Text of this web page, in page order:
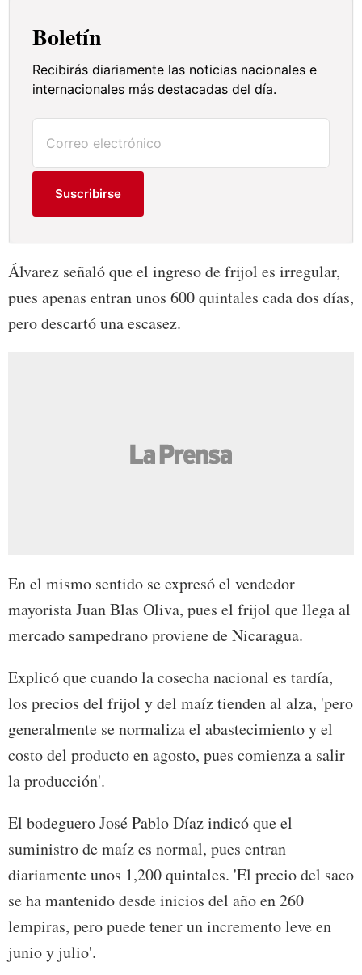
Boletín
Recibirás diariamente las noticias nacionales e
internacionales más destacadas del día.
Suscribirse
Álvarez señaló que el ingreso de frijol es irregular,
pues apenas entran unos 600 quintales cada dos días,
pero descartó una escasez.
En el mismo sentido se expresó el vendedor
mayorista Juan Blas Oliva, pues el frijol que llega al
mercado sampedrano proviene de Nicaragua.
Explicó que cuando la cosecha nacional es tardía,
los precios del frijol y del maíz tienden al alza, 'pero
generalmente se normaliza el abastecimiento y el
costo del producto en agosto, pues comienza a salir
la producción'.
El bodeguero José Pablo Díaz indicó que el
suministro de maíz es normal, pues entran
diariamente unos 1,200 quintales. 'El precio del saco
se ha mantenido desde inicios del año en 260
lempiras, pero puede tener un incremento leve en
junio y julio'.